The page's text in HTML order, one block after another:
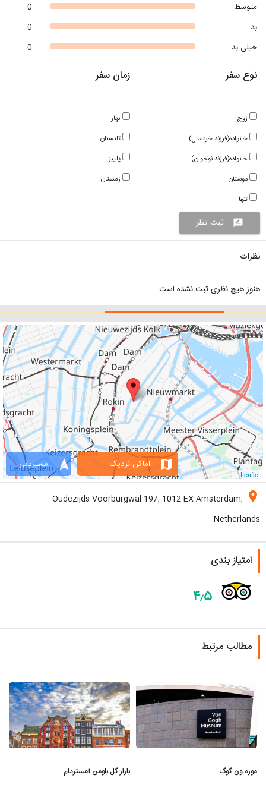
0
متوسط
0
بد
0
خیلی بد
زمان سفر
بهار
تابستان
پاییز
زمستان
نوع سفر
زوج
خانواده(فرزند خردسال)
خانواده(فرزند نوجوان)
دوستان
تنها
rate_review ثبت نظر
نظرات
هنوز هیچ نظری ثبت نشده است
Leaflet
navigation مسیریابی map اماکن نزدیک
location_on
Oudezijds Voorburgwal 197, 1012 EX Amsterdam,
Netherlands
امتیاز بندی
۴٫۵
مطالب مرتبط
موزه ون گوگ بازار گل بلومن آمستردام